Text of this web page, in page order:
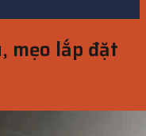
mẹo lắp đặt